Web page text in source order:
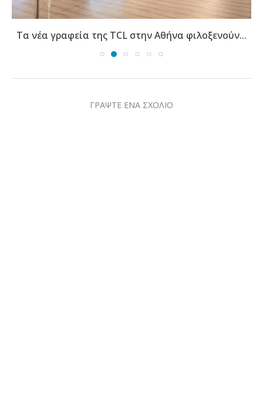
Τα νέα γραφεία της TCL στην Αθήνα φιλοξενούν...
ΓΡΑΨΤΕ ΕΝΑ ΣΧΟΛΙΟ